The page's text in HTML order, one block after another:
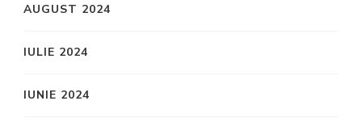
AUGUST 2024
IULIE 2024
IUNIE 2024